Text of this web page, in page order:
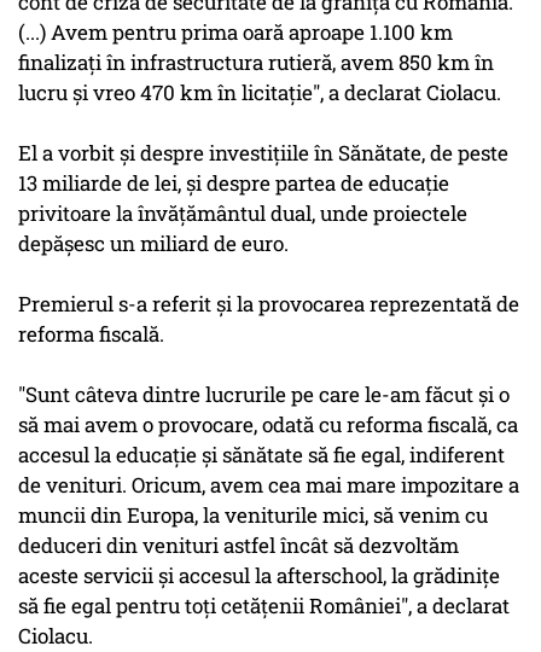
(...) Avem pentru prima oară aproape 1.100 km
finalizaţi în infrastructura rutieră, avem 850 km în
lucru şi vreo 470 km în licitaţie", a declarat Ciolacu.
El a vorbit şi despre investiţiile în Sănătate, de peste
13 miliarde de lei, şi despre partea de educaţie
privitoare la învăţământul dual, unde proiectele
depăşesc un miliard de euro.
Premierul s-a referit şi la provocarea reprezentată de
reforma fiscală.
"Sunt câteva dintre lucrurile pe care le-am făcut şi o
să mai avem o provocare, odată cu reforma fiscală, ca
accesul la educaţie şi sănătate să fie egal, indiferent
de venituri. Oricum, avem cea mai mare impozitare a
muncii din Europa, la veniturile mici, să venim cu
deduceri din venituri astfel încât să dezvoltăm
aceste servicii şi accesul la afterschool, la grădiniţe
să fie egal pentru toţi cetăţenii României", a declarat
Ciolacu.